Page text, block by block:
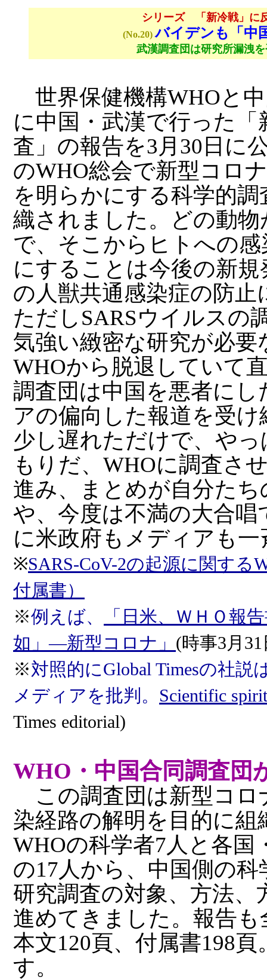
シリーズ 「新冷戦」に
(No.20) バイデンも「中
武漢調査団は研究所漏洩
世界保健機構WHOと
に中国・武漢で行った
査」の報告を3月30日に
のWHO総会で新型コロ
を明らかにする科学的
織されました。どの動
で、そこからヒトへの
にすることは今後の新
の人獣共通感染症の防
ただしSARSウイルスの
気強い緻密な研究が必
WHOから脱退していて
調査団は中国を悪者に
アの偏向した報道を受
少し遅れただけで、や
もりだ、WHOに調査さ
進み、まとめが自分た
や、今度は不満の大合
に米政府もメディアも
※SARS-CoV-2の起源に関す
付属書）
※例えば、
「日米、ＷＨＯ報
如」―新型コロナ」 (時事3月
※対照的にGlobal Timesの社
メディアを批判。 Scientific
Times editorial)
WHO・中国合同調査団
この調査団は新型コロ
染経路の解明を目的に
WHOの科学者7人と各国
の17人から、中国側の
研究調査の対象、方法
進めてきました。報告
本文120頁、付属書198
す。